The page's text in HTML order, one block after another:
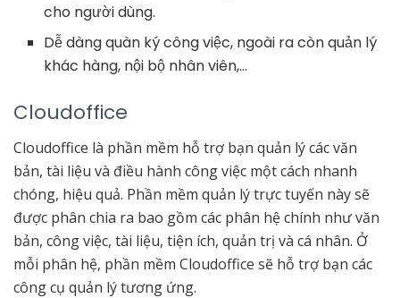
cho người dùng.
Dễ dàng quàn ký công việc, ngoài ra còn quản lý
khác hàng, nội bộ nhân viên,…
Cloudoffice
Cloudoffice là phần mềm hỗ trợ bạn quản lý các văn
bản, tài liệu và điều hành công việc một cách nhanh
chóng, hiệu quả. Phần mềm quản lý trực tuyến này sẽ
được phân chia ra bao gồm các phân hệ chính như văn
bản, công việc, tài liệu, tiện ích, quản trị và cá nhân. Ở
mỗi phân hệ, phần mềm Cloudoffice sẽ hỗ trợ bạn các
công cụ quản lý tương ứng.